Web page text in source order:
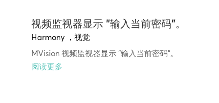
视频监视器显示 "输入当前密码"。
Harmony ， 视觉
MVision 视频监视器显示 "输入当前密码"。
阅读更多